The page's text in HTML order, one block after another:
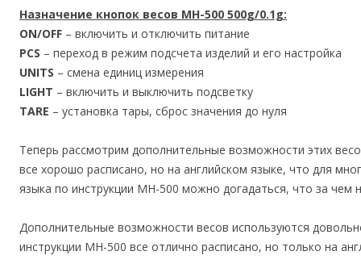
Назначение кнопок весов MH-500 500g/0.1g:
ON/OFF – включить и отключить питание
PCS – переход в режим подсчета изделий и его настройка
UNITS – смена единиц измерения
LIGHT – включить и выключить подсветку
TARE – установка тары, сброс значения до нуля
Теперь рассмотрим дополнительные возможности этих
все хорошо расписано, но на английском языке, что для
языка по инструкции MH-500 можно догадаться, что за чем
Дополнительные возможности весов используются
инструкции MH-500 все отлично расписано, но только на